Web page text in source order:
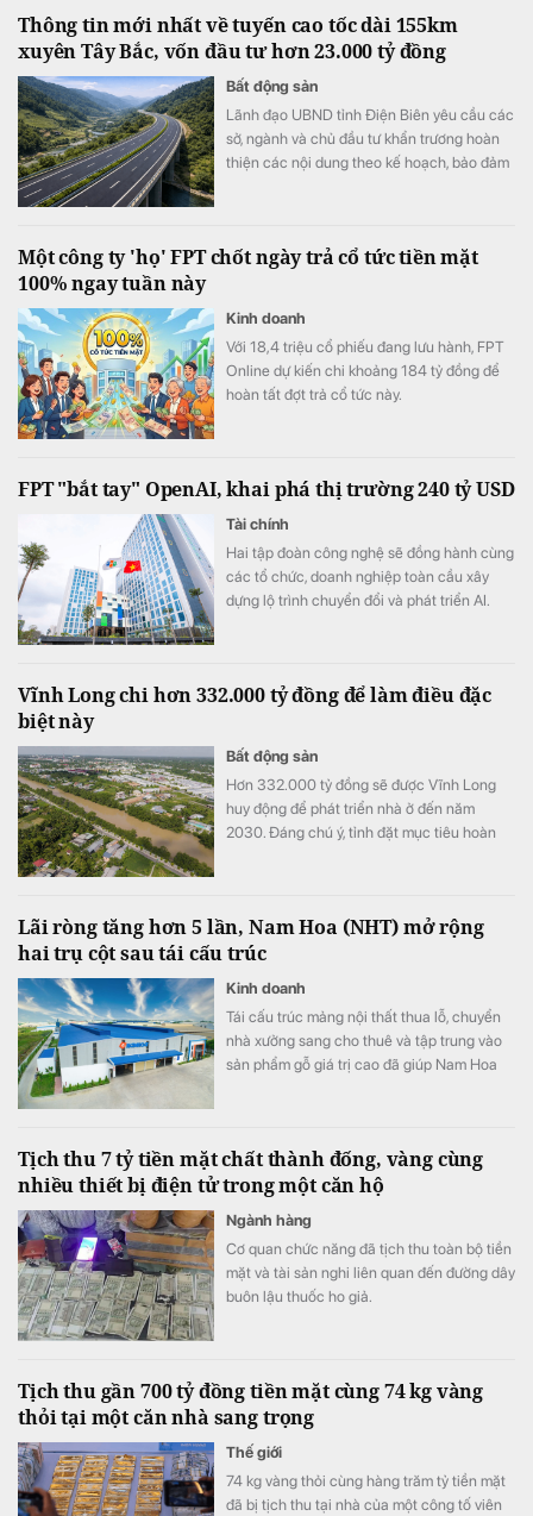
thiểu tổn thất tài chính từ các giao dịch trực
tuyến trái phép, đồng thời hỗ trợ khôi phục
danh tính trực tuyến khi thông tin cá nhân bị
đánh cắp, góp phần mang đến trải nghiệm
giao dịch số an toàn và an tâm hơn.
Thông tin mới nhất về tuyến cao tốc dài 155km
xuyên Tây Bắc, vốn đầu tư hơn 23.000 tỷ đồng
Bất động sản
Lãnh đạo UBND tỉnh Điện Biên yêu cầu các
sở, ngành và chủ đầu tư khẩn trương hoàn
thiện các nội dung theo kế hoạch, bảo đảm
chuẩn bị Lễ động thổ Dự án thành phần 2.
Một công ty 'họ' FPT chốt ngày trả cổ tức tiền mặt
100% ngay tuần này
Kinh doanh
Với 18,4 triệu cổ phiếu đang lưu hành, FPT
Online dự kiến chi khoảng 184 tỷ đồng để
hoàn tất đợt trả cổ tức này.
FPT "bắt tay" OpenAI, khai phá thị trường 240 tỷ USD
Tài chính
Hai tập đoàn công nghệ sẽ đồng hành cùng
các tổ chức, doanh nghiệp toàn cầu xây
dựng lộ trình chuyển đổi và phát triển AI.
Vĩnh Long chi hơn 332.000 tỷ đồng để làm điều đặc
biệt này
Bất động sản
Hơn 332.000 tỷ đồng sẽ được Vĩnh Long
huy động để phát triển nhà ở đến năm
2030. Đáng chú ý, tỉnh đặt mục tiêu hoàn
Lãi ròng tăng hơn 5 lần, Nam Hoa (NHT) mở rộng
hai trụ cột sau tái cấu trúc
Kinh doanh
Tái cấu trúc mảng nội thất thua lỗ, chuyển
nhà xưởng sang cho thuê và tập trung vào
sản phẩm gỗ giá trị cao đã giúp Nam Hoa
bất động sản công nghiệp.
Tịch thu 7 tỷ tiền mặt chất thành đống, vàng cùng
nhiều thiết bị điện tử trong một căn hộ
Ngành hàng
Cơ quan chức năng đã tịch thu toàn bộ tiền
mặt và tài sản nghi liên quan đến đường dây
buôn lậu thuốc ho giả.
Tịch thu gần 700 tỷ đồng tiền mặt cùng 74 kg vàng
thỏi tại một căn nhà sang trọng
Thế giới
74 kg vàng thỏi cùng hàng trăm tỷ tiền mặt
đã bị tịch thu tại nhà của một công tố viên